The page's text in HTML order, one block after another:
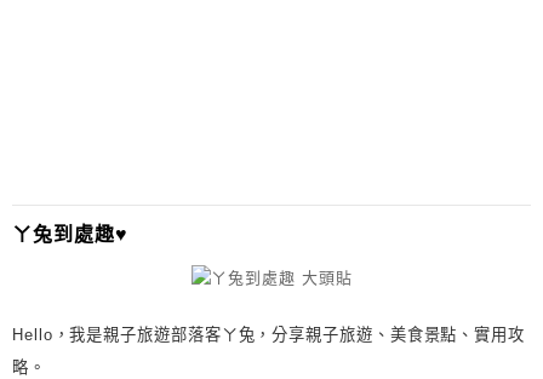
I
V
ㄚ兔到處趣♥
Hello，我是親子旅遊部落客ㄚ兔，分享親子旅遊、美食景點、實用攻
略。